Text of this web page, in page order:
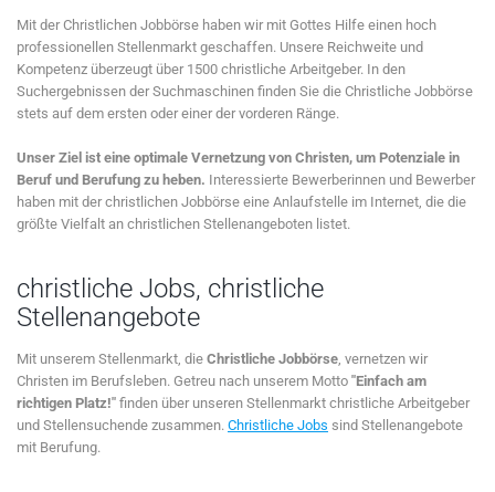
Mit der Christlichen Jobbörse haben wir mit Gottes Hilfe einen hoch
professionellen Stellenmarkt geschaffen. Unsere Reichweite und
Kompetenz überzeugt über 1500 christliche Arbeitgeber. In den
Suchergebnissen der Suchmaschinen finden Sie die Christliche Jobbörse
stets auf dem ersten oder einer der vorderen Ränge.
Unser Ziel ist eine optimale Vernetzung von Christen, um Potenziale in
Beruf und Berufung zu heben. Interessierte Bewerberinnen und Bewerber
haben mit der christlichen Jobbörse eine Anlaufstelle im Internet, die die
größte Vielfalt an christlichen Stellenangeboten listet.
christliche Jobs, christliche
Stellenangebote
Mit unserem Stellenmarkt, die Christliche Jobbörse , vernetzen wir
Christen im Berufsleben. Getreu nach unserem Motto "Einfach am
richtigen Platz!" finden über unseren Stellenmarkt christliche Arbeitgeber
und Stellensuchende zusammen. Christliche Jobs sind Stellenangebote
mit Berufung.